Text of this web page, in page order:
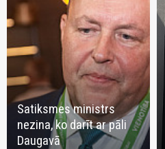
Satiksmes ministrs
nezina, ko darīt ar pāli
Daugavā